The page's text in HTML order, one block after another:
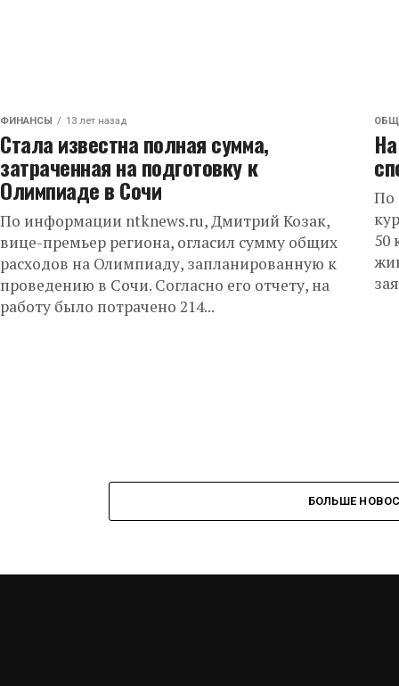
ФИНАНСЫ 13 лет назад
Стала известна полная сумма,
затраченная на подготовку к
Олимпиаде в Сочи
По информации ntknews.ru, Дмитрий Козак,
вице-премьер региона, огласил сумму общих
расходов на Олимпиаду, запланированную к
проведению в Сочи. Согласно его отчету, на
работу было потрачено 214...
По
50
БОЛЬШЕ